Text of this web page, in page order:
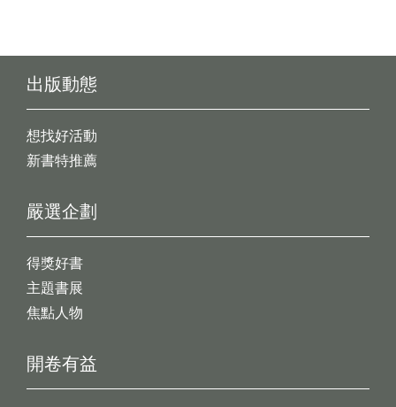
出版動態
想找好活動
新書特推薦
開卷有益
嚴選企劃
得獎好書
主題書展
焦點人物